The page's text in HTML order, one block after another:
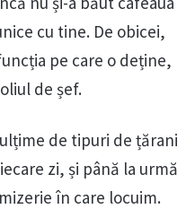
cu tine. De obicei,
pe care o deține,
de șef.
de tipuri de țărani
zi, și până la urmă
în care locuim.